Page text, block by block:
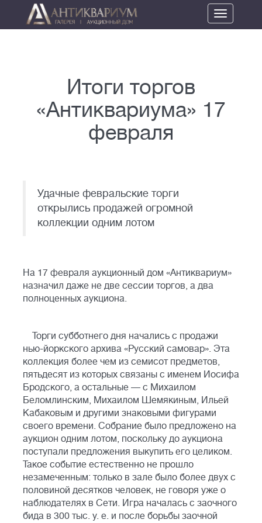
Toggle
navigation
Итоги торгов
«Антиквариума» 17
февраля
Удачные февральские торги
открылись продажей огромной
коллекции одним лотом
На 17 февраля аукционный дом «Антиквариум»
назначил даже не две сессии торгов, а два
полноценных аукциона.
Торги субботнего дня начались с продажи
нью-йоркского архива «Русский самовар». Эта
коллекция более чем из семисот предметов,
пятьдесят из которых связаны с именем Иосифа
Бродского, а остальные — с Михаилом
Беломлинским, Михаилом Шемякиным, Ильей
Кабаковым и другими знаковыми фигурами
своего времени. Собрание было предложено на
аукцион одним лотом, поскольку до аукциона
поступали предложения выкупить его целиком.
Такое событие естественно не прошло
незамеченным: только в зале было более двух с
половиной десятков человек, не говоря уже о
наблюдателях в Сети. Игра началась с заочного
бида в 300 тыс. у. е. и после борьбы заочной